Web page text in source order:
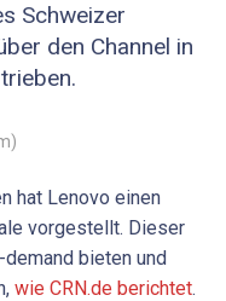
Schweizer
den Channel in
hat Lenovo einen
vorgestellt. Dieser
bieten und
wie CRN.de berichtet.